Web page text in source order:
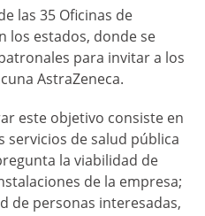
las 35 Oficinas de
los estados, donde se
para invitar a los
AstraZeneca.
este objetivo consiste en
servicios de salud pública
la viabilidad de
de la empresa;
de personas interesadas,